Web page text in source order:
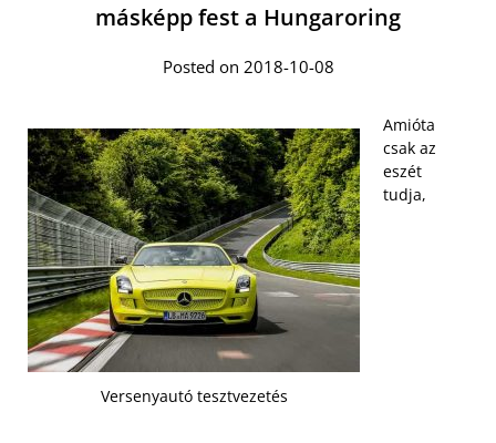
másképp fest a Hungaroring
Posted on 2018-10-08
Versenyautó tesztvezetés
Amióta
csak az
eszét
tudja,